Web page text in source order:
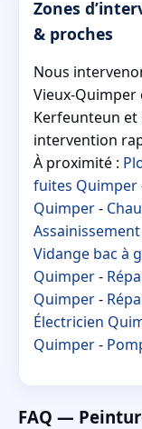
Zones
& proches
Nous
Vieux-Quimper
Kerfeunteun
intervention
À proximité :
fuites Quimper
Quimper-
Vidange bac à
Quimper-
Quimper-
Électricien
Quimper-
FAQ —